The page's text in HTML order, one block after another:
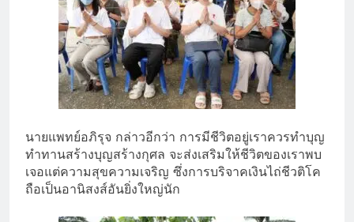
นายแพทย์อภิรุจ กล่าวอีกว่า การมีชีวิตอยู่เราควรทำบุญ
ทำทานสร้างบุญสร้างกุศล จะส่งเสริมให้ชีวิตของเราพบ
เจอแต่ความสุขความเจริญ ซึ่งการบริจาคเงินไถ่ชีวติโค
ถือเป็นอานิสงส์อันยิ่งใหญ่นัก